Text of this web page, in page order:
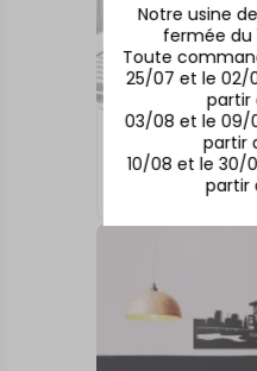
Notre usine
fermée du
Toute
25/07 et le 02/
partir
03/08 et le 09/
partir
10/08 et le 30/
partir
50,00€